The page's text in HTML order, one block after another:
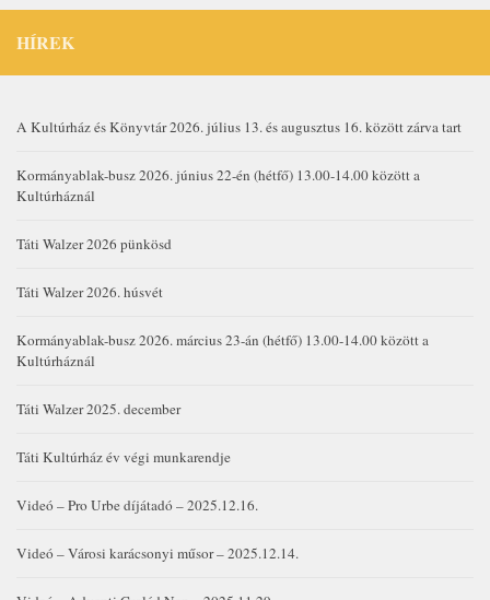
HÍREK
A Kultúrház és Könyvtár 2026. július 13. és augusztus 16. között zárva tart
Kormányablak-busz 2026. június 22-én (hétfő) 13.00-14.00 között a
Kultúrháznál
Táti Walzer 2026 pünkösd
Táti Walzer 2026. húsvét
Kormányablak-busz 2026. március 23-án (hétfő) 13.00-14.00 között a
Kultúrháznál
Táti Walzer 2025. december
Táti Kultúrház év végi munkarendje
Videó – Pro Urbe díjátadó – 2025.12.16.
Videó – Városi karácsonyi műsor – 2025.12.14.